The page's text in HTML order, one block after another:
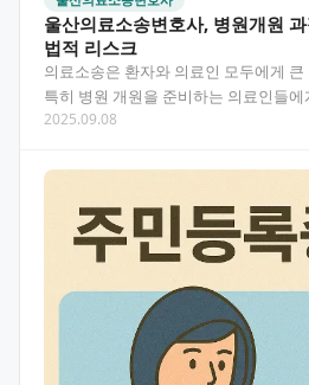
울산의료소송변호사, 병원개원
법적 리스크
의료소송은 환자와 의료인 모두에게
특히 병원 개원을 준비하는 의료인들
는 의료소송 리스크를 미리 파악하고
2025.09.08